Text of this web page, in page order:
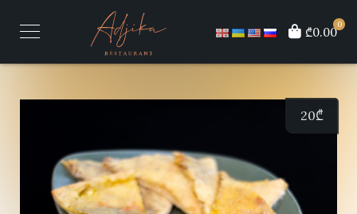
0
₾0.00
20₾